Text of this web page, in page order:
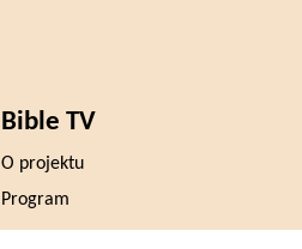
Bible TV
O projektu
Program